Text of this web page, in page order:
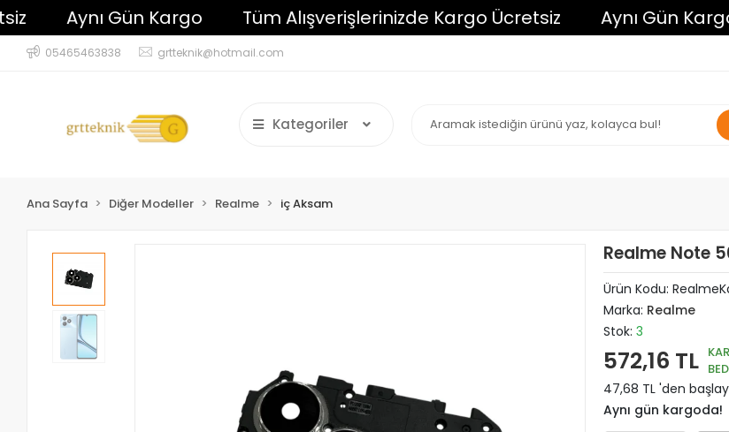
Aynı Gün Kargo Tüm Alışverişlerinizde Kargo Ücretsiz Aynı Gün Kargo
05465463838 grtteknik@hotmail.com
Kategoriler
Ana Sayfa Diğer Modeller Realme iç Aksam
Realme Note
Ürün Kodu:
Marka: Realme
Stok: 3
572,16 TL
47,68 TL 'den
Aynı gün kargoda!